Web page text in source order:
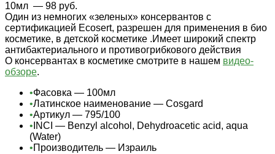
10мл — 98 руб.
Один из немногих «зеленых» консервантов с
сертификацией Ecosert, разрешен для применения в био
косметике, в детской косметике .Имеет широкий спектр
антибактериального и противогрибкового действия
О консервантах в косметике смотрите в нашем видео-
обзоре.
•Фасовка — 100мл
•Латинское наименование — Cosgard
•Артикул — 795/100
• INCI — Benzyl alcohol, Dehydroacetic acid, aqua
(Water)
•Производитель — Израиль